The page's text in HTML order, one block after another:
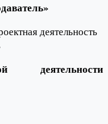
деятельность
деятельности